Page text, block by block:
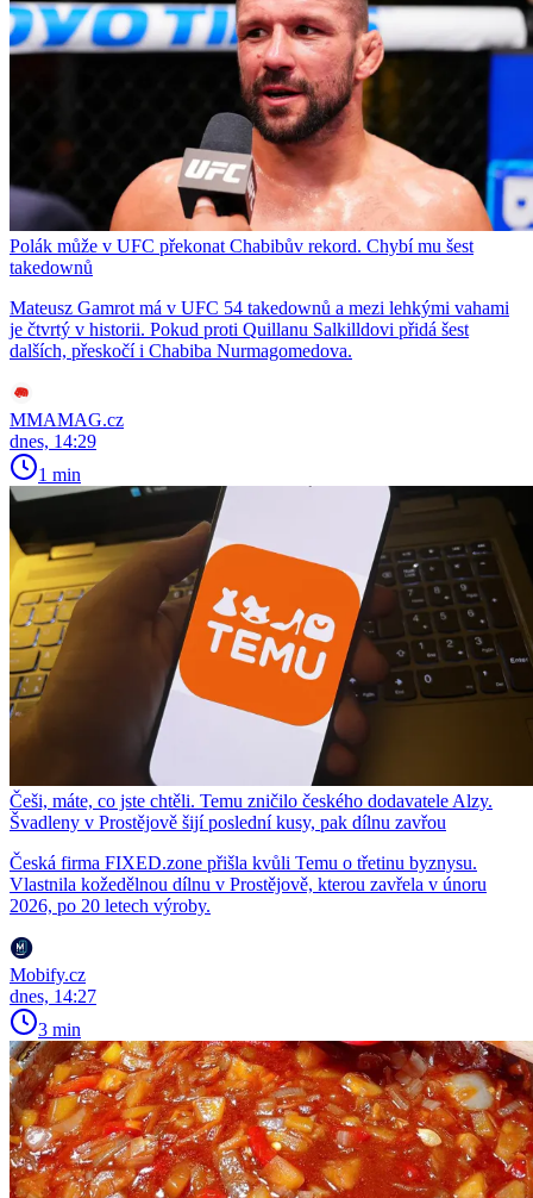
Polák může v UFC překonat Chabibův rekord. Chybí mu šest
takedownů
Mateusz Gamrot má v UFC 54 takedownů a mezi lehkými vahami
je čtvrtý v historii. Pokud proti Quillanu Salkilldovi přidá šest
dalších, přeskočí i Chabiba Nurmagomedova.
MMAMAG.cz
dnes, 14:29
1 min
Češi, máte, co jste chtěli. Temu zničilo českého dodavatele Alzy.
Švadleny v Prostějově šijí poslední kusy, pak dílnu zavřou
Česká firma FIXED.zone přišla kvůli Temu o třetinu byznysu.
Vlastnila kožedělnou dílnu v Prostějově, kterou zavřela v únoru
2026, po 20 letech výroby.
Mobify.cz
dnes, 14:27
3 min